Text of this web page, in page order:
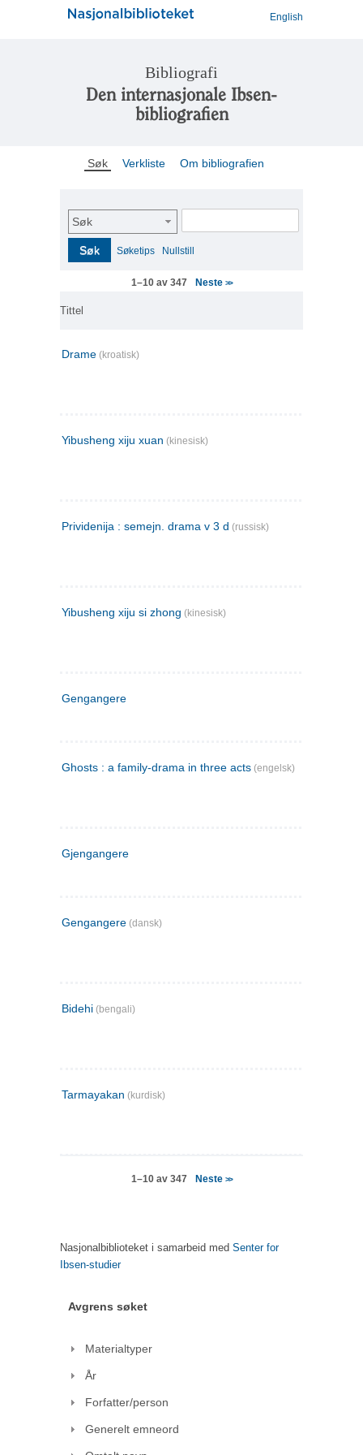
English
Bibliografi
Den internasjonale Ibsen-
bibliografien
Søk Verkliste Om bibliografien
Søk
Søk Søketips Nullstill
1–10 av 347 Neste >>
Tittel
Drame (kroatisk)
Yibusheng xiju xuan (kinesisk)
Prividenija : semejn. drama v 3 d (russisk)
Yibusheng xiju si zhong (kinesisk)
Gengangere
Ghosts : a family-drama in three acts (engelsk)
Gjengangere
Gengangere (dansk)
Bidehi (bengali)
Tarmayakan (kurdisk)
1–10 av 347 Neste >>
Nasjonalbiblioteket i samarbeid med Senter for
Ibsen-studier
Avgrens søket
Materialtyper
År
Forfatter/person
Generelt emneord